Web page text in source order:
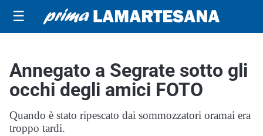
☰
Annegato a Segrate sotto gli
occhi degli amici FOTO
Quando è stato ripescato dai sommozzatori oramai era
troppo tardi.